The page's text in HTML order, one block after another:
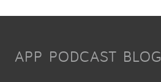
APP PODCAST BLOG